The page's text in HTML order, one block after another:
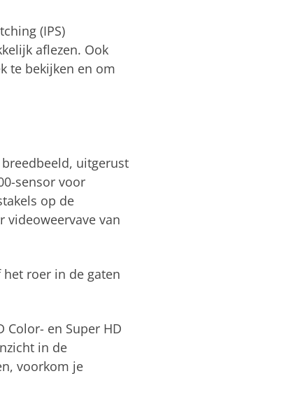
(IPS)
aflezen. Ook
te bekijken en om
uitgerust
sensor voor
op de
videoweervave van
roer in de gaten
Color- en Super HD
in de
voorkom je